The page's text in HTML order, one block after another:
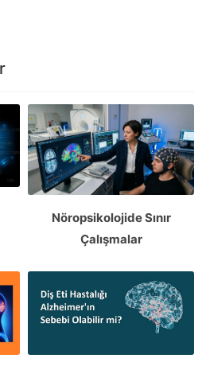
Nöropsikolojide Sınır
Çalışmalar